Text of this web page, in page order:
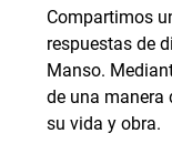
Compartimos
respuestas de
Manso.
de una manera
su vida y obra.